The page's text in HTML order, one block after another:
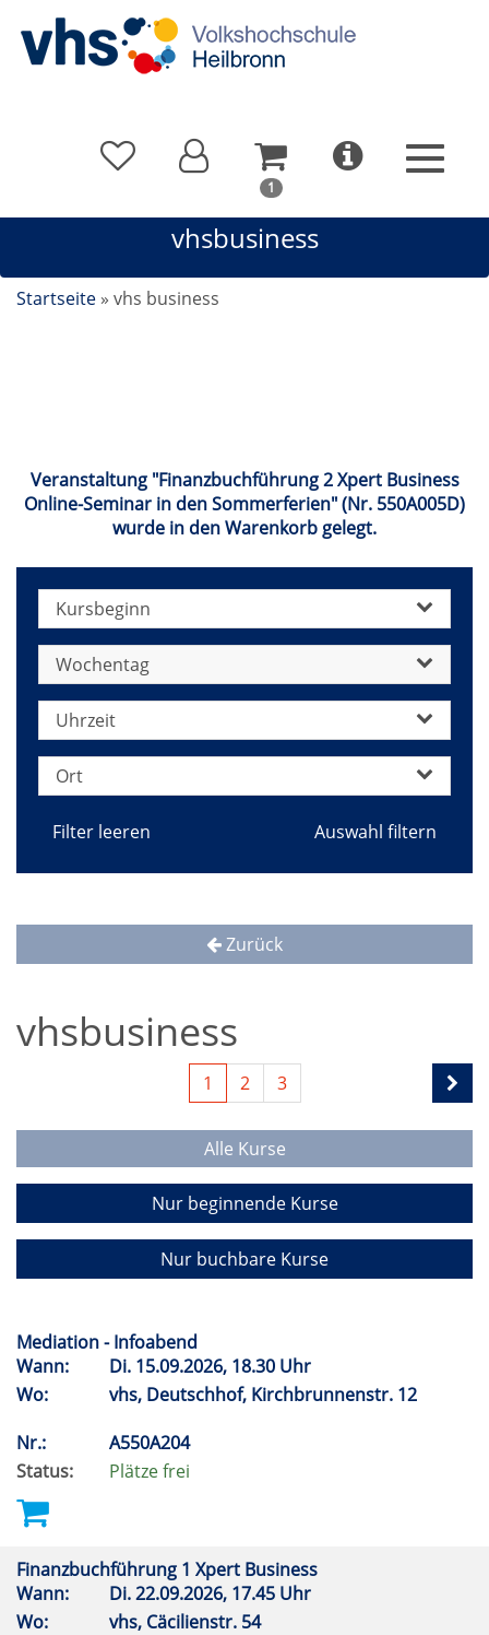
1 In
Warenkorb
sich
vhsbusiness
Startseite » vhs business
Veranstaltung "Finanzbuchführung 2 Xpert Business
Online-Seminar in den Sommerferien" (Nr. 550A005D)
wurde in den Warenkorb gelegt.
Kursbeginn
Wochentag
Uhrzeit
Ort
Filter leeren
Zurück
vhsbusiness
1 2 3
Alle Kurse
Nur beginnende Kurse
Nur buchbare Kurse
Mediation - Infoabend
Wann:
Di. 15.09.2026, 18.30 Uhr
Wo:
vhs, Deutschhof, Kirchbrunnenstr. 12
Nr.:
A550A204
Status:
Plätze frei
Finanzbuchführung 1 Xpert Business
Wann:
Di.22.09.2026, 17.45 Uhr
Wo:
vhs, Cäcilienstr. 54